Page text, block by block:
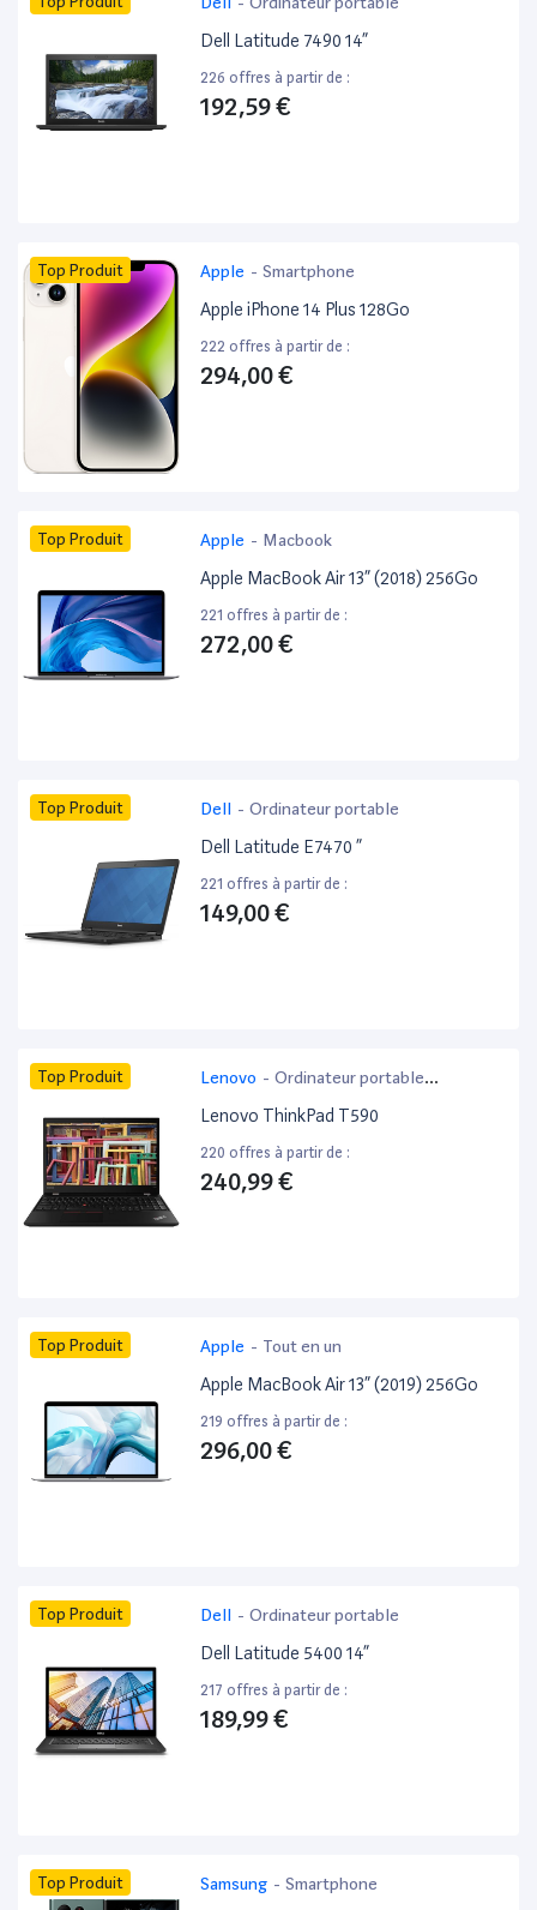
Dell Latitude 7490 14”
226 offres à partir de :
192,59 €
Top Produit Apple - Smartphone
Apple iPhone 14 Plus 128Go
222 offres à partir de :
294,00 €
Top Produit Apple - Macbook
Apple MacBook Air 13” (2018) 256Go
221 offres à partir de :
272,00 €
Top Produit Dell - Ordinateur portable
Dell Latitude E7470 ”
221 offres à partir de :
149,00 €
Top Produit Lenovo - Ordinateur portable
bureautique
Lenovo ThinkPad T590
220 offres à partir de :
240,99 €
Top Produit Apple - Tout en un
Apple MacBook Air 13” (2019) 256Go
219 offres à partir de :
296,00 €
Top Produit Dell - Ordinateur portable
Dell Latitude 5400 14”
217 offres à partir de :
189,99 €
Top Produit Samsung - Smartphone